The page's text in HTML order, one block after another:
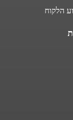
הלקוח